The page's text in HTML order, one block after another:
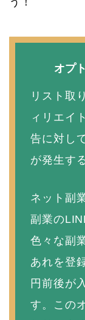
オプ
リスト取
ィリエイ
告に対し
が発生す
ネット副
副業の
色々な副
あれを登
円前後が
す。この